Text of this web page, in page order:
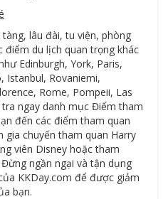
lâu đài, tu viện, phòng
điểm du lịch quan trọng khác
Edinburgh, York, Paris,
Istanbul, Rovaniemi,
Rome, Pompeii, Las
tra ngay danh mục Điểm tham
đến các điểm tham quan
chuyến tham quan Harry
viên Disney hoặc tham
ngần ngại và tận dụng
KKDay.com để được giảm
bạn.